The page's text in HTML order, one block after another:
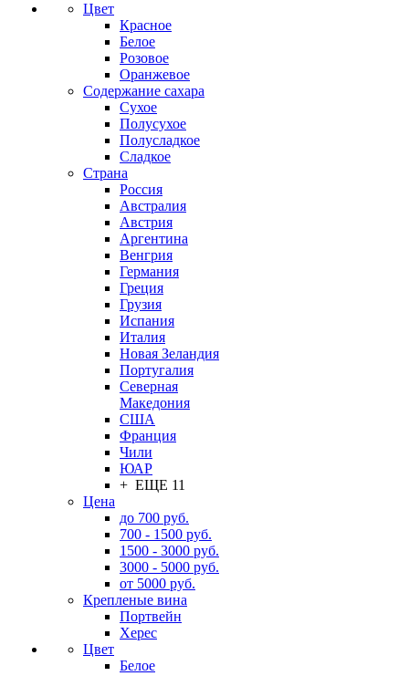
Цвет
Красное
Белое
Розовое
Оранжевое
Содержание сахара
Сухое
Полусухое
Полусладкое
Сладкое
Страна
Россия
Австралия
Австрия
Аргентина
Венгрия
Германия
Греция
Грузия
Испания
Италия
Новая Зеландия
Португалия
Северная
Македония
США
Франция
Чили
ЮАР
+ ЕЩЕ 11
Цена
до 700 руб.
700 - 1500 руб.
1500 - 3000 руб.
3000 - 5000 руб.
от 5000 руб.
Крепленые вина
Портвейн
Херес
Цвет
Белое